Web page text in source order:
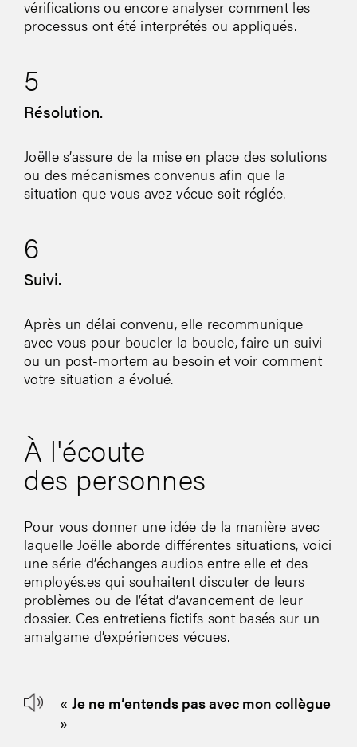
vérifications ou encore analyser comment les
processus ont été interprétés ou appliqués.
5
Résolution.
Joëlle s’assure de la mise en place des solutions
ou des mécanismes convenus afin que la
situation que vous avez vécue soit réglée.
6
Suivi.
Après un délai convenu, elle recommunique
avec vous pour boucler la boucle, faire un suivi
ou un post-mortem au besoin et voir comment
votre situation a évolué.
À l'écoute
des personnes
Pour vous donner une idée de la manière avec
laquelle Joëlle aborde différentes situations, voici
une série d’échanges audios entre elle et des
employés.es qui souhaitent discuter de leurs
problèmes ou de l’état d’avancement de leur
dossier. Ces entretiens fictifs sont basés sur un
amalgame d’expériences vécues.
« Je ne m’entends pas avec mon collègue
»